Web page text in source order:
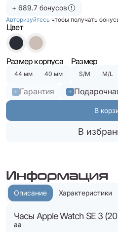
+ 689.7 бонусов
Авторизуйтесь чтобы получать
Цвет
Размер корпуса
44 мм 40 мм
Размер
S/M M/L
Гарантия
В
В
Информация
Описание Характеристики
Часы Apple Watch SE 3
аа